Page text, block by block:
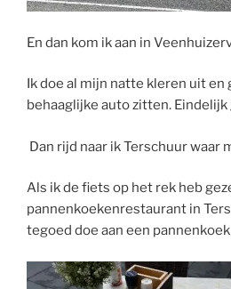
En dan kom ik aan in
Ik doe al mijn natte kleren uit en
behaaglijke auto zitten.
Dan rijd naar ik Terschuur waar
Als ik de fiets op het rek heb
pannenkoekenrestaurant in
tegoed doe aan een